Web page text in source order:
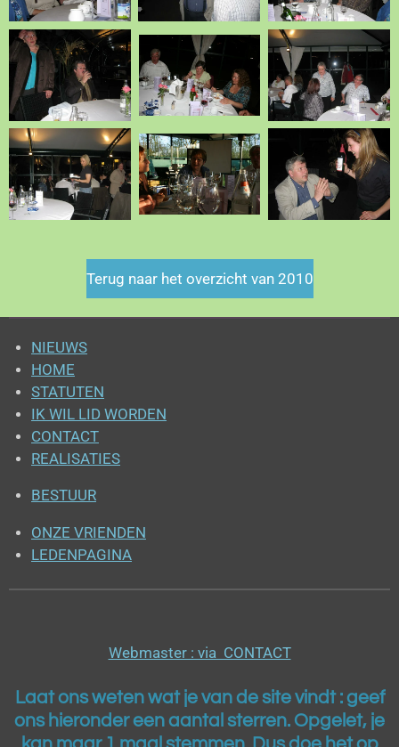
Terug naar het overzicht van 2010
NIEUWS
HOME
STATUTEN
IK WIL LID WORDEN
CONTACT
REALISATIES
BESTUUR
ONZE VRIENDEN
LEDENPAGINA
Webmaster : via CONTACT
Laat ons weten wat je van de site vindt : geef
ons hieronder een aantal sterren. Opgelet, je